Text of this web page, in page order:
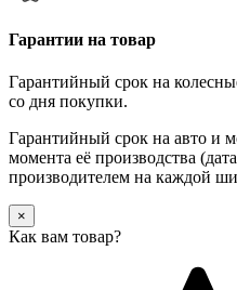
Гарантии на товар
Гарантийный срок на
со дня покупки.
Гарантийный срок на авто и
момента её производства
производителем на каждой
×
Как вам товар?